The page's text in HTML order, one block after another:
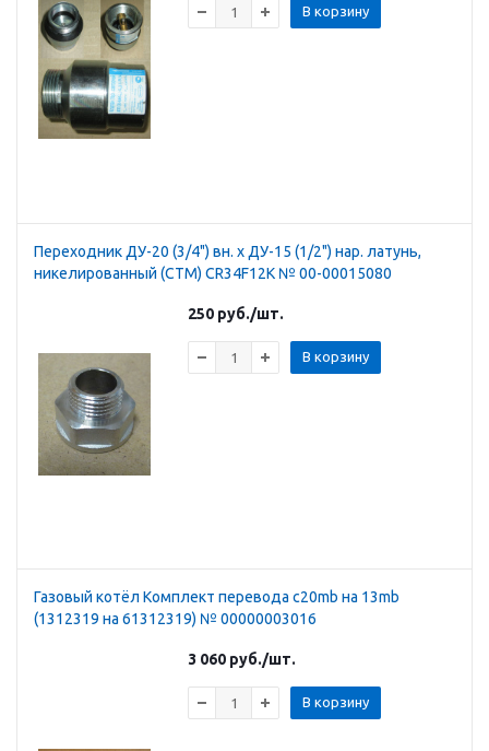
В корзину
Переходник ДУ-20 (3/4") вн. х ДУ-15 (1/2") нар. латунь,
никелированный (CTM) CR34F12K № 00-00015080
250 руб./шт.
В корзину
Газовый котёл Комплект перевода с20mb на 13mb
(1312319 на 61312319) № 00000003016
3 060 руб./шт.
В корзину